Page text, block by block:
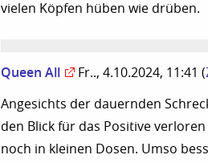
vielen Köpfen hüben wie drüben.
Queen All Fr.., 4.10.2024, 11:41 (
Angesichts der dauernden
den Blick für das Positive
noch in kleinen Dosen. Umso